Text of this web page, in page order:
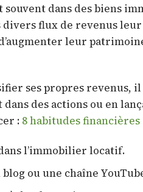
souvent dans des biens
divers flux de revenus
leur
ses propres revenus,
dans des actions ou en
: 8 habitudes
l’immobilier locatif.
ou une chaîne